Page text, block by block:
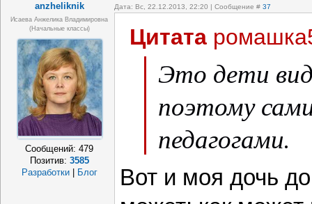
anzheliknik Дата: Вс, 22.12.2013, 22:20 | Сообщение # 37
Исаева Анжелика Владимировна
(начальные классы)
Сообщений:479
Позитив: 3585
Разработки
Блог
Цитата
Это дети
поэтому
педагогами.
Вот и моя дочь